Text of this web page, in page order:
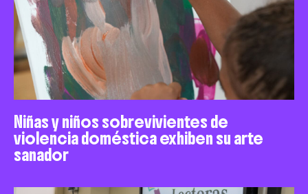
Niñas y niños sobrevivientes de
violencia doméstica exhiben su arte
sanador